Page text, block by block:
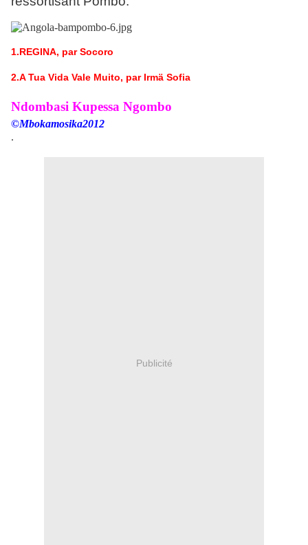
1.REGINA, par Socoro
2.A Tua Vida Vale Muito, par Irmä Sofia
Ndombasi Kupessa Ngombo
©Mbokamosika2012
.
Publicité